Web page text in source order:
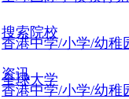
香港中学/小学/幼稚
香港中学/小学/幼稚
搜索院校
全球大学
资讯